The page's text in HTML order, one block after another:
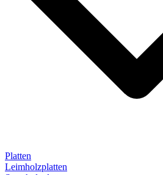
Platten
Leimholzplatten